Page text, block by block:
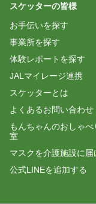
募集終了
手品を
サービ
10:00 -
募集終了
レク
フラワー
技を披露
10:00
募集終了
レク
域密着型
スケッターの皆様
お手伝いを探す
事業所を探す
体験レポートを探す
JALマイレージ連携
スケッターとは
よくあるお問い合わせ
もんちゃんのおしゃべ
室
マスクを介護施設に届
公式LINEを追加する